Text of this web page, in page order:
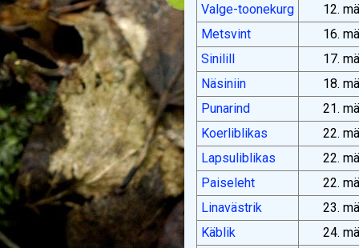
Valge-toonekurg
12.
Metsvint
16.
Sinilill
17.
Näsiniin
18.
Punarind
21.
Koerliblikas
22.
Lapsuliblikas
22.
Paiseleht
22.
Linavästrik
23.
Käblik
24.